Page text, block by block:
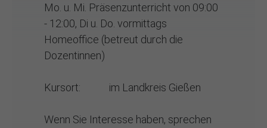
Mo. u. Mi. Präsenzunterricht von 09:00
- 12:00, Di u. Do. vormittags
Homeoffice (betreut durch die
Dozentinnen)
Kursort: im Landkreis Gießen
Wenn Sie Interesse haben, sprechen